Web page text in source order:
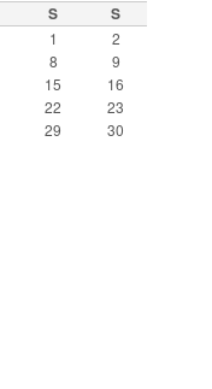
S S
1
2
8
9
15
16
22
23
29
30